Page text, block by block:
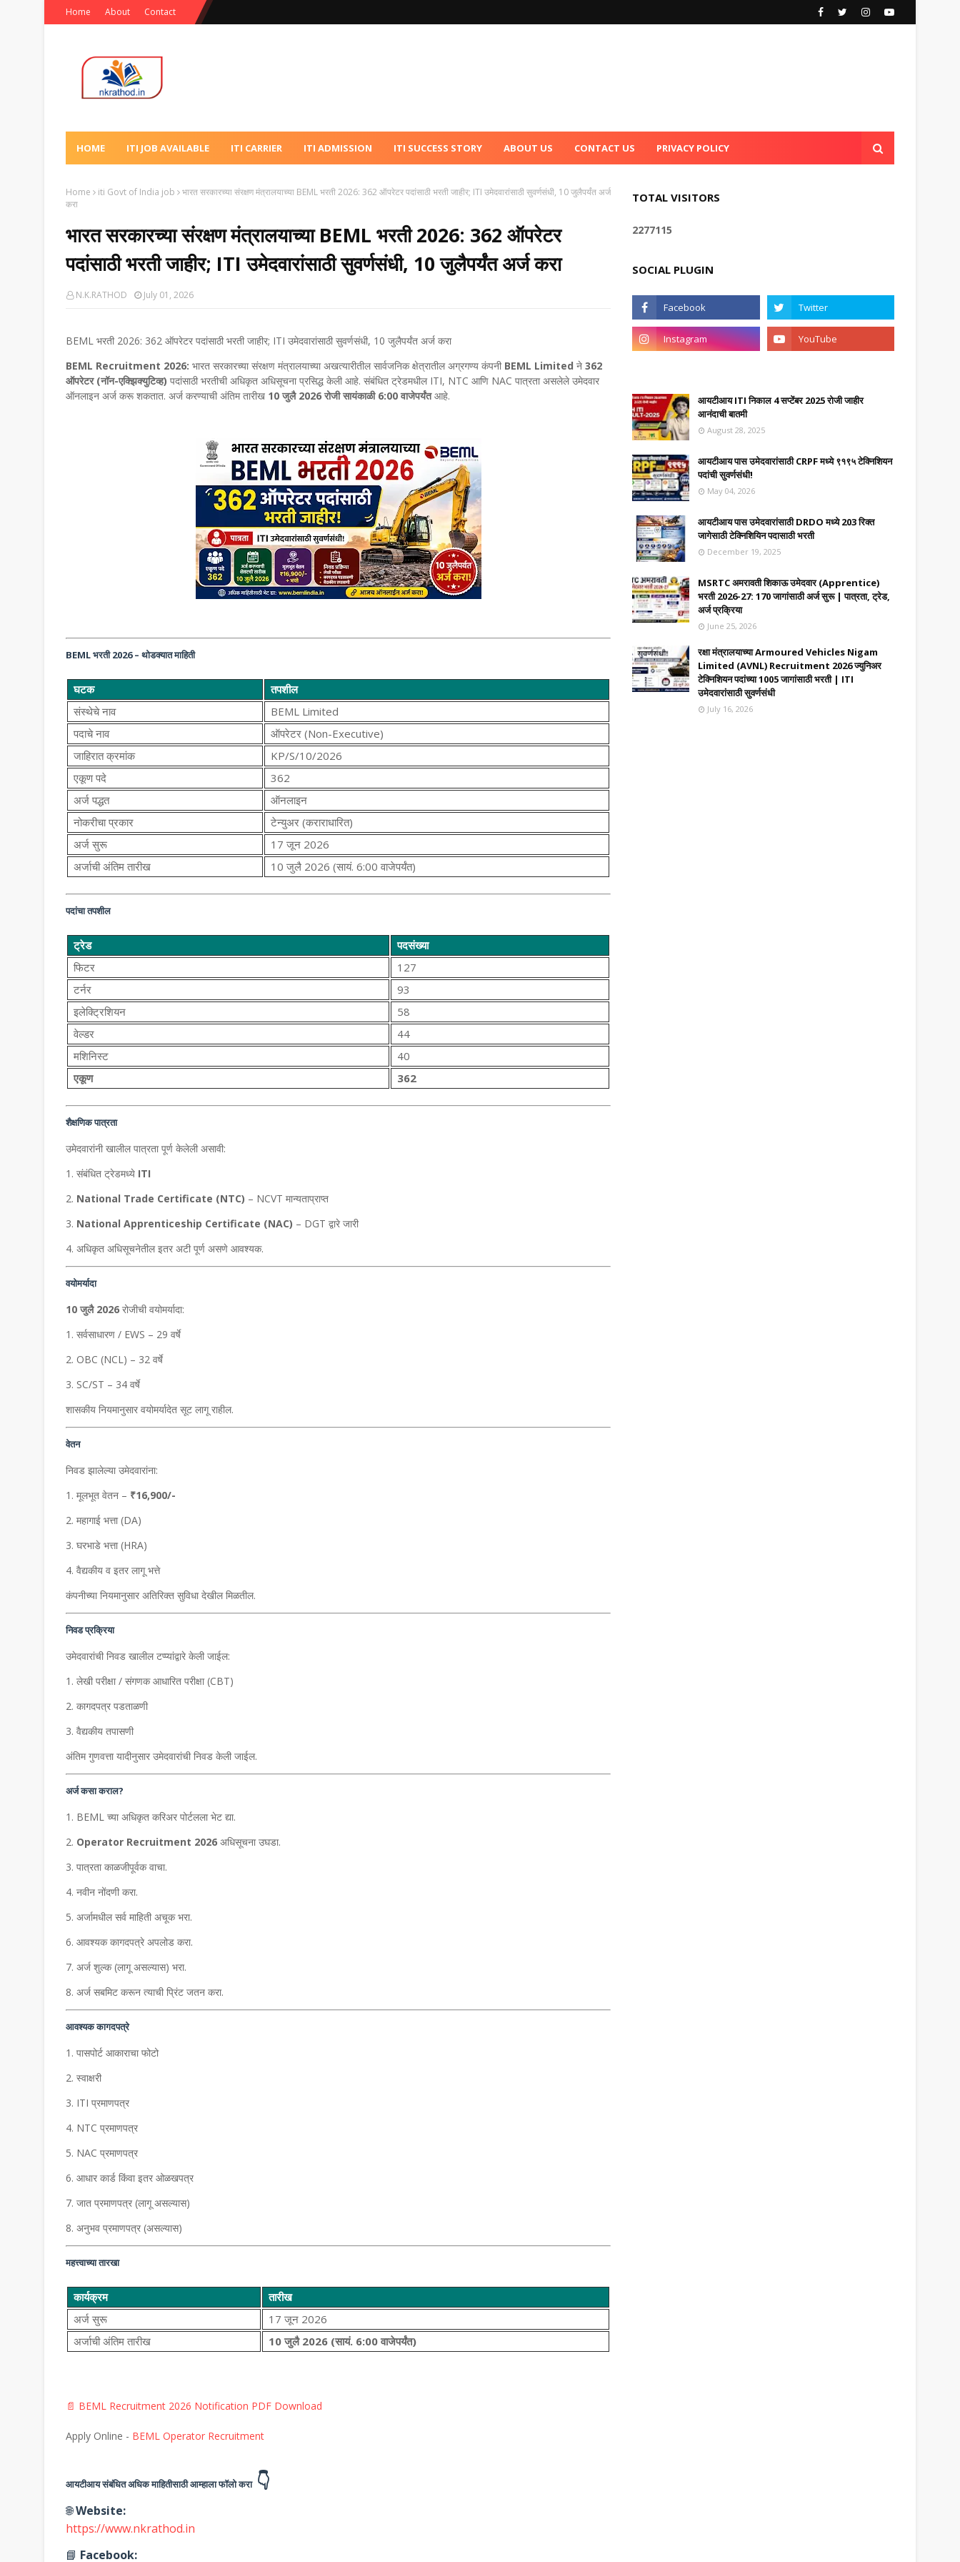
Home About Contact
HOME ITI JOB AVAILABLE ITI CARRIER ITI ADMISSION ITI SUCCESS STORY ABOUT US CONTACT US PRIVACY POLICY
Home iti Govt of India job
भारत सरकारच्या संरक्षण मंत्रालयाच्या BEML भरती 2026: 362 ऑपरेटर पदांसाठी भरती जाहीर; ITI उमेदवारांसाठी सुवर्णसंधी, 10 जुलैपर्यंत अर्ज
करा
भारत सरकारच्या संरक्षण मंत्रालयाच्या BEML भरती 2026: 362 ऑपरेटर
पदांसाठी भरती जाहीर; ITI उमेदवारांसाठी सुवर्णसंधी, 10 जुलैपर्यंत अर्ज करा
N.K.RATHOD July 01, 2026
BEML भरती 2026: 362 ऑपरेटर पदांसाठी भरती जाहीर; ITI उमेदवारांसाठी सुवर्णसंधी, 10 जुलैपर्यंत अर्ज करा
BEML Recruitment 2026: भारत सरकारच्या संरक्षण मंत्रालयाच्या अखत्यारीतील सार्वजनिक क्षेत्रातील अग्रगण्य कंपनी BEML Limited ने 362
ऑपरेटर (नॉन-एक्झिक्युटिव्ह) पदांसाठी भरतीची अधिकृत अधिसूचना प्रसिद्ध केली आहे. संबंधित ट्रेडमधील ITI, NTC आणि NAC पात्रता असलेले उमेदवार
ऑनलाइन अर्ज करू शकतात. अर्ज करण्याची अंतिम तारीख 10 जुलै 2026 रोजी सायंकाळी 6:00 वाजेपर्यंतआहे.
BEML भरती 2026 – थोडक्यात माहिती
घटक
तपशील
संस्थेचे नाव
BEML Limited
पदाचे नाव
ऑपरेटर (Non-Executive)
जाहिरात क्रमांक
KP/S/10/2026
एकूण पदे
362
अर्ज पद्धत
ऑनलाइन
नोकरीचा प्रकार
टेन्युअर (कराराधारित)
अर्ज सुरू
17 जून 2026
अर्जाची अंतिम तारीख
10 जुलै 2026 (सायं. 6:00 वाजेपर्यंत)
पदांचा तपशील
ट्रेड
पदसंख्या
फिटर
127
टर्नर
93
इलेक्ट्रिशियन
58
वेल्डर
44
मशिनिस्ट
40
एकूण
362
शैक्षणिक पात्रता
उमेदवारांनी खालील पात्रता पूर्ण केलेली असावी:
संबंधित ट्रेडमध्ये ITI
National Trade Certificate (NTC) – NCVT मान्यताप्राप्त
National Apprenticeship Certificate (NAC) – DGT द्वारे जारी
अधिकृत अधिसूचनेतील इतर अटी पूर्ण असणे आवश्यक.
वयोमर्यादा
10 जुलै 2026 रोजीची वयोमर्यादा:
सर्वसाधारण / EWS – 29 वर्षे
OBC (NCL) – 32 वर्षे
SC/ST – 34 वर्षे
शासकीय नियमानुसार वयोमर्यादेत सूट लागू राहील.
वेतन
निवड झालेल्या उमेदवारांना:
मूलभूत वेतन – ₹16,900/-
महागाई भत्ता (DA)
घरभाडे भत्ता (HRA)
वैद्यकीय व इतर लागू भत्ते
कंपनीच्या नियमानुसार अतिरिक्त सुविधा देखील मिळतील.
निवड प्रक्रिया
उमेदवारांची निवड खालील टप्प्यांद्वारे केली जाईल:
लेखी परीक्षा / संगणक आधारित परीक्षा (CBT)
कागदपत्र पडताळणी
वैद्यकीय तपासणी
अंतिम गुणवत्ता यादीनुसार उमेदवारांची निवड केली जाईल.
अर्ज कसा कराल?
BEML च्या अधिकृत करिअर पोर्टलला भेट द्या.
Operator Recruitment 2026 अधिसूचना उघडा.
पात्रता काळजीपूर्वक वाचा.
नवीन नोंदणी करा.
अर्जामधील सर्व माहिती अचूक भरा.
आवश्यक कागदपत्रे अपलोड करा.
अर्ज शुल्क (लागू असल्यास) भरा.
अर्ज सबमिट करून त्याची प्रिंट जतन करा.
आवश्यक कागदपत्रे
पासपोर्ट आकाराचा फोटो
स्वाक्षरी
ITI प्रमाणपत्र
NTC प्रमाणपत्र
NAC प्रमाणपत्र
आधार कार्ड किंवा इतर ओळखपत्र
जात प्रमाणपत्र (लागू असल्यास)
अनुभव प्रमाणपत्र (असल्यास)
महत्त्वाच्या तारखा
कार्यक्रम
तारीख
अर्ज सुरू
17 जून 2026
अर्जाची अंतिम तारीख
10 जुलै 2026 (सायं. 6:00 वाजेपर्यंत)
📄 BEML Recruitment 2026 Notification PDF Download
Apply Online - BEML Operator Recruitment
आयटीआय संबंधित अधिक माहितीसाठी आम्हाला फॉलो करा👇
🌐Website:
https://www.nkrathod.in
📘 Facebook:
TOTAL VISITORS
2277115
SOCIAL PLUGIN
आयटीआय ITI निकाल 4 सप्टेंबर 2025 रोजी जाहीर
आनंदाची बातमी
August 28, 2025
आयटीआय पास उमेदवारांसाठी CRPF मध्ये ९१९५ टेक्निशियन
पदांची सुवर्णसंधी!
May 04, 2026
आयटीआय पास उमेदवारांसाठी DRDO मध्ये 203 रिक्त
जागेसाठी टेक्निशियिन पदासाठी भरती
December 19, 2025
MSRTC अमरावती शिकाऊ उमेदवार (Apprentice)
भरती 2026-27: 170 जागांसाठी अर्ज सुरू | पात्रता, ट्रेड,
अर्ज प्रक्रिया
June 25, 2026
रक्षा मंत्रालयाच्या Armoured Vehicles Nigam
Limited (AVNL) Recruitment 2026 ज्युनिअर
टेक्निशियन पदांच्या 1005 जागांसाठी भरती | ITI
उमेदवारांसाठी सुवर्णसंधी
July 16, 2026